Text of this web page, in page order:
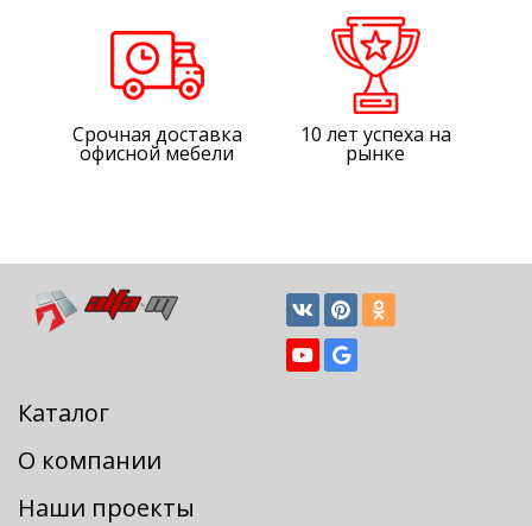
Срочная доставка
офисной мебели
10 лет успеха на
рынке
Каталог
О компании
Наши проекты